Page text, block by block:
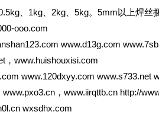
、1kg、2kg、5kg。5mm以上焊
ooo.com
www.d13g.com
，www.huishouxisi.com
www.120dxyy.com www.s733.net
，www.iirqttb.cn http://
wxsdhx.com